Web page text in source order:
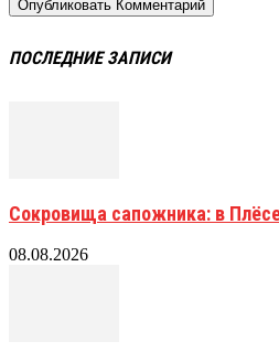
ПОСЛЕДНИЕ ЗАПИСИ
Сокровища сапожника: в
08.08.2026